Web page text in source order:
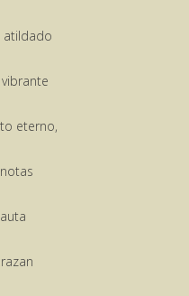
atildado
eterno,